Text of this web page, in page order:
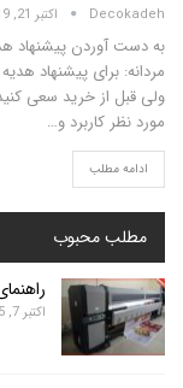
اکتبر 21, 2019
پیشنهاد هدیه مردانه
پیشنهاد هدیه مردانه
خرید سعی کنید هدیه ای
و…
راهنمای جامع
اکتبر 7, 2025